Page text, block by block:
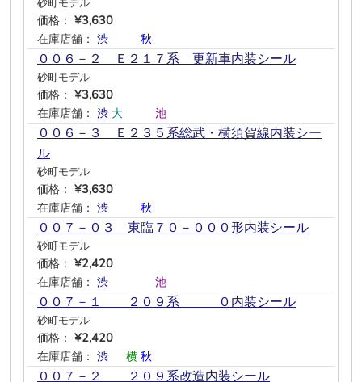
砂町モデル
価格： ¥3,630
在庫店舗： 渋 秋
００６－２ Ｅ２１７系 更新車内装シール
砂町モデル
価格： ¥3,630
在庫店舗： 渋 大 池
００６－３ Ｅ２３５系総武・横須賀線内装シー
ル
砂町モデル
価格： ¥3,630
在庫店舗： 渋 秋
００７－０３ 東臨７０－０００形内装シール
砂町モデル
価格： ¥2,420
在庫店舗： 渋 池
００７－１ ２０９系 ０内装シール
砂町モデル
価格： ¥2,420
在庫店舗： 渋 横 秋
００７－２ ２０９系改造内装シール